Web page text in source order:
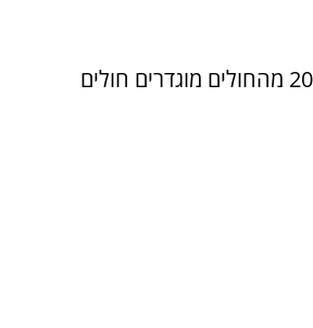
ירושלים ובית שמש, ומרבית המאושפזים הם ילדים שאינם מחוסנים. 209 מהחולים מוגדרים חולים